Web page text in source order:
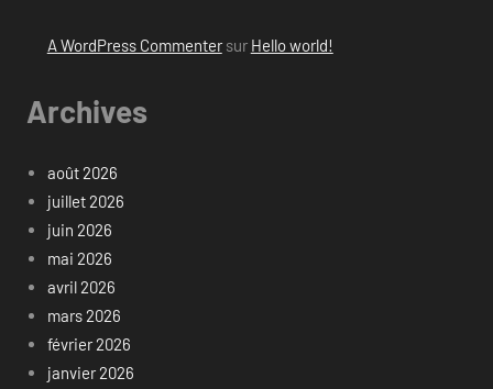
A WordPress Commentersur Hello world!
Archives
août 2026
juillet 2026
juin 2026
mai 2026
avril 2026
mars 2026
février 2026
janvier 2026